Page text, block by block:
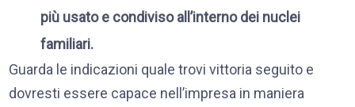
più usato e condiviso all’interno dei nuclei
familiari.
Guarda le indicazioni quale trovi vittoria seguito e
dovresti essere capace nell’impresa in maniera